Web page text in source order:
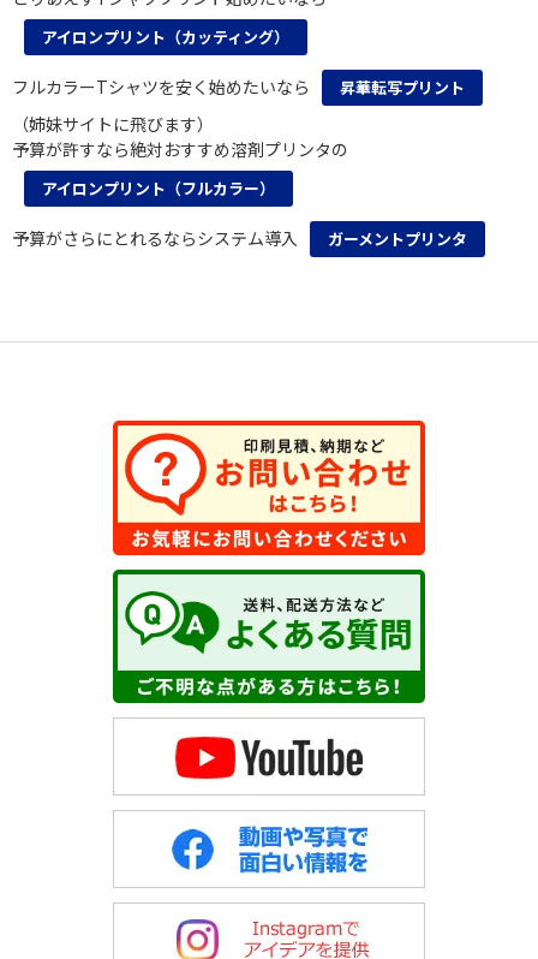
アイロンプリント（カッティング）
フルカラーTシャツを安く始めたいなら 昇華転写プリント
（姉妹サイトに飛びます）
予算が許すなら絶対おすすめ溶剤プリンタの
アイロンプリント（フルカラー）
予算がさらにとれるならシステム導入 ガーメントプリンタ